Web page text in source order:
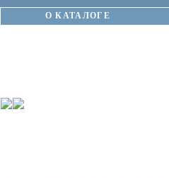
О КАТАЛОГЕ